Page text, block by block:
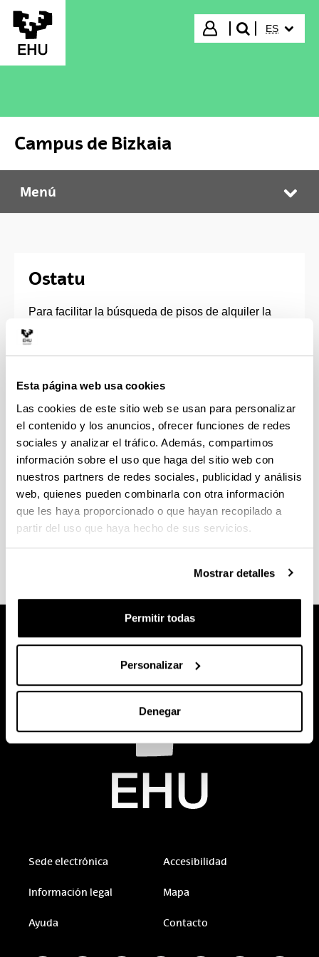
Esta página web usa cookies
Las cookies de este sitio web se usan para personalizar
el contenido y los anuncios, ofrecer funciones de redes
sociales y analizar el tráfico. Además, compartimos
información sobre el uso que haga del sitio web con
nuestros partners de redes sociales, publicidad y análisis
web, quienes pueden combinarla con otra información
que les haya proporcionado o que hayan recopilado a
partir del uso que haya hecho de sus servicios.
Mostrar detalles
Permitir todas
Personalizar
Denegar
Saltar al contenido principal
Iniciar sesión
buscar"
ES
Campus de Bizkaia
Campus de Bizkaia
Menú
Ostatu
Para facilitar la búsqueda de pisos de alquiler la
UPV/EHU creo la
aplicación es como un tablón digital donde los/as
UPV/EHU pueden acceder a ella.
Contacto
Oficina de Información de Larrako Etxea
Lunes a viernes de 9 a 13 horas (recomendable
reservar cita previa)
Tel.: 94.601.7143
Email:ostatu-bi@ehu.eus
Sede electrónica Accesibilidad
Información legal Mapa
Ayuda Contacto